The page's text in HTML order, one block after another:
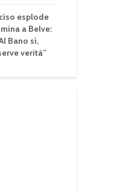
esplode
a Belve:
Bano sì,
verità”